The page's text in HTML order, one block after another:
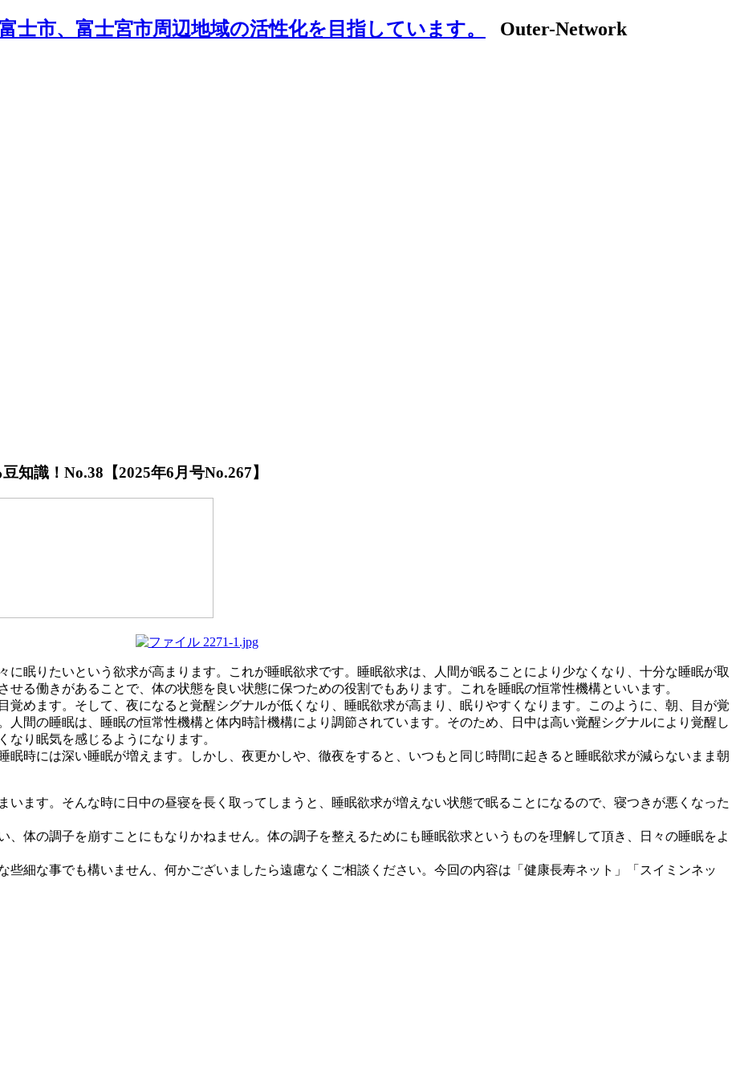
士市、富士宮市周辺地域の活性化を目指しています。 Outer-Network
識！No.38【2025年6月号No.267】
眠りたいという欲求が高まります。これが睡眠欲求です。睡眠欲求は、人間が眠ることにより少なくなり、十分な睡眠が取
る働きがあることで、体の状態を良い状態に保つための役割でもあります。これを睡眠の恒常性機構といいます。
めます。そして、夜になると覚醒シグナルが低くなり、睡眠欲求が高まり、眠りやすくなります。このように、朝、目が覚
間の睡眠は、睡眠の恒常性機構と体内時計機構により調節されています。そのため、日中は高い覚醒シグナルにより覚醒し
り眠気を感じるようになります。
時には深い睡眠が増えます。しかし、夜更かしや、徹夜をすると、いつもと同じ時間に起きると睡眠欲求が減らないまま朝
ます。そんな時に日中の昼寝を長く取ってしまうと、睡眠欲求が増えない状態で眠ることになるので、寝つきが悪くなった
体の調子を崩すことにもなりかねません。体の調子を整えるためにも睡眠欲求というものを理解して頂き、日々の睡眠をよ
細な事でも構いません、何かございましたら遠慮なくご相談ください。今回の内容は「健康長寿ネット」「スイミンネッ